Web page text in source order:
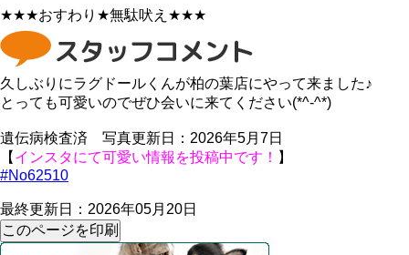
★★★おすわり ★無駄吠え ★★★
久しぶりにラグドールくんが柏の葉店にやって来ました♪
とっても可愛いのでぜひ会いに来てください(*^-^*)
遺伝病検査済 写真更新日：2026年5月7日
【 インスタにて可愛い情報を投稿中です！ 】
#No62510
最終更新日：2026年05月20日